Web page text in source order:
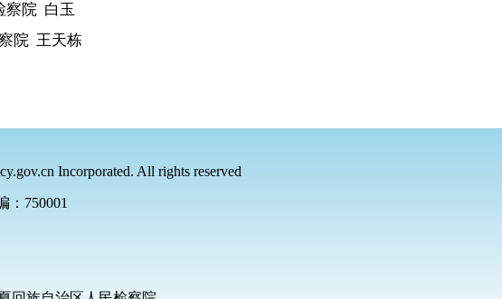
院 白玉
院 王天栋
Incorporated. All rights reserved
：750001